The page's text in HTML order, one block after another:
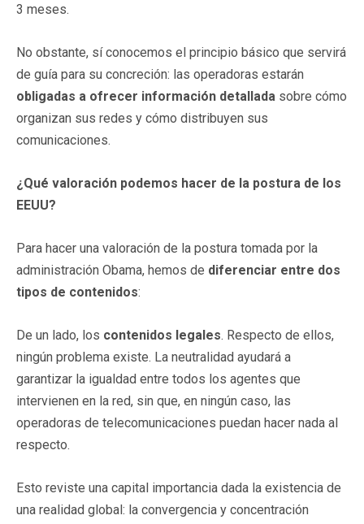
3 meses.
No obstante, sí conocemos el principio básico que servirá
de guía para su concreción: las operadoras estarán
obligadas a ofrecer información detallada sobre cómo
organizan sus redes y cómo distribuyen sus
comunicaciones.
¿Qué valoración podemos hacer de la postura de los
EEUU?
Para hacer una valoración de la postura tomada por la
administración Obama, hemos de diferenciar entre dos
tipos de contenidos:
De un lado, los contenidos legales. Respecto de ellos,
ningún problema existe. La neutralidad ayudará a
garantizar la igualdad entre todos los agentes que
intervienen en la red, sin que, en ningún caso, las
operadoras de telecomunicaciones puedan hacer nada al
respecto.
Esto reviste una capital importancia dada la existencia de
una realidad global: la convergencia y concentración